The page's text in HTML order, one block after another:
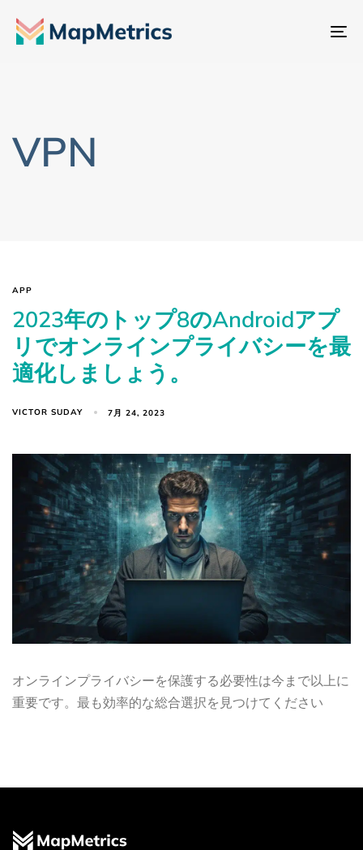
ナ
VPN
APP
2023年のトップ8のAndroidアプ
リでオンラインプライバシーを最
適化しましょう。
VICTOR SUDAY 7月 24, 2023
オンラインプライバシーを保護する必要性は今まで以上に
重要です。最も効率的な総合選択を見つけてください